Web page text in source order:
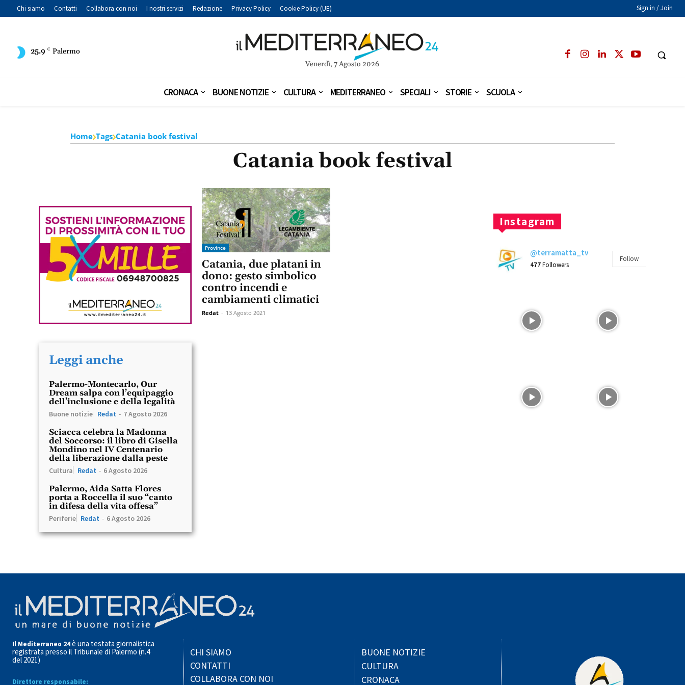
Chi siamo Contatti Collabora con noi I nostri servizi Redazione Privacy Policy Cookie Policy (UE) Sign in / Join
25.9 C Palermo
Venerdì, 7 Agosto 2026
CRONACA BUONE NOTIZIE CULTURA MEDITERRANEO SPECIALI STORIE SCUOLA
Home Tags Catania book festival
Catania book festival
Leggi anche
Palermo-Montecarlo, Our
Dream salpa con l’equipaggio
dell’inclusione e della legalità
Buone notizie Redat - 7 Agosto 2026
Sciacca celebra la Madonna
del Soccorso: il libro di Gisella
Mondino nel IV Centenario
della liberazione dalla peste
Cultura Redat - 6 Agosto 2026
Palermo, Aida Satta Flores
porta a Roccella il suo “canto
in difesa della vita offesa”
Periferie Redat - 6 Agosto 2026
Province
Catania, due platani in
dono: gesto simbolico
contro incendi e
cambiamenti climatici
Redat - 13 Agosto 2021
Instagram
@terramatta_tv
477Followers
Follow
Il Mediterraneo 24è una testata giornalistica
registrata presso il Tribunale di Palermo (n.4
del 2021)
Direttore responsabile:
CHI SIAMO
CONTATTI
COLLABORA CON NOI
BUONE NOTIZIE
CULTURA
CRONACA